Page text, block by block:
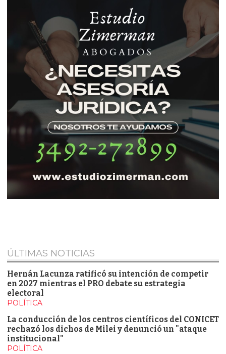
ÚLTIMAS NOTICIAS
Hernán Lacunza ratificó su intención de competir
en 2027 mientras el PRO debate su estrategia
electoral
POLÍTICA
La conducción de los centros científicos del CONICET
rechazó los dichos de Milei y denunció un "ataque
institucional"
POLÍTICA